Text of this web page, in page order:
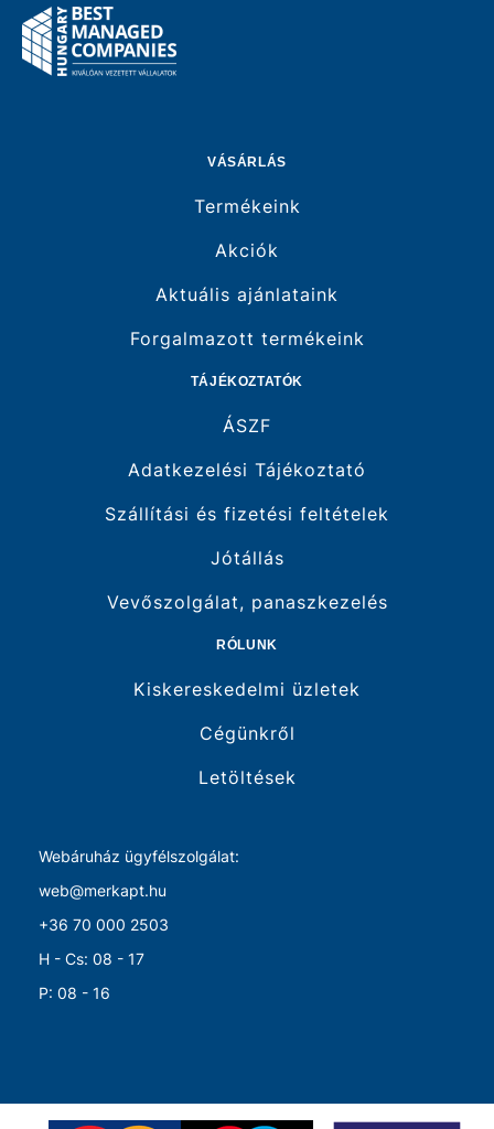
VÁSÁRLÁS
Termékeink
Akciók
Aktuális ajánlataink
Forgalmazott termékeink
TÁJÉKOZTATÓK
ÁSZF
Adatkezelési Tájékoztató
Szállítási és fizetési feltételek
Jótállás
Vevőszolgálat, panaszkezelés
RÓLUNK
Kiskereskedelmi üzletek
Cégünkről
Letöltések
Webáruház ügyfélszolgálat:
web@merkapt.hu
+36 70 000 2503
H - Cs: 08 - 17
P: 08 - 16